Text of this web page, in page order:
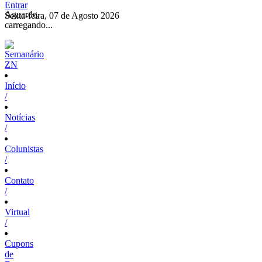
Aguarde,
carregando...
Entrar
Sexta-feira, 07 de Agosto 2026
Início
/
Notícias
/
Colunistas
/
Contato
/
Virtual
/
Cupons
de